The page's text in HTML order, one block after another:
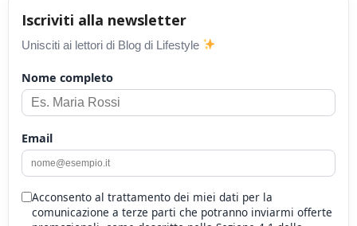
Iscriviti alla newsletter
Unisciti ai lettori di Blog di Lifestyle
Nome completo
Email
Acconsento al trattamento dei miei dati per la
comunicazione a terze parti che potranno inviarmi offerte